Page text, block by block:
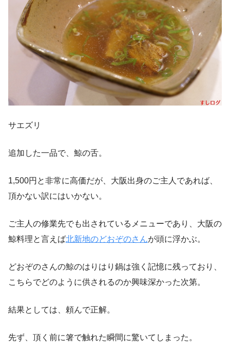
サエズリ
追加した一品で、鯨の舌。
1,500円と非常に高価だが、大阪出身のご主人であれば、
頂かない訳にはいかない。
ご主人の修業先でも出されているメニューであり、大阪の
鯨料理と言えば北新地のどおぞのさんが頭に浮かぶ。
どおぞのさんの鯨のはりはり鍋は強く記憶に残っており、
こちらでどのように供されるのか興味深かった次第。
結果としては、頼んで正解。
先ず、頂く前に箸で触れた瞬間に驚いてしまった。